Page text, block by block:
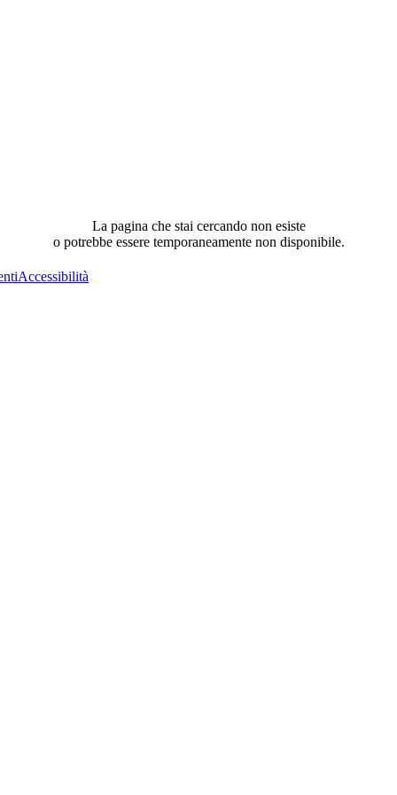
La pagina che stai cercando non esiste
o potrebbe essere temporaneamente non disponibile.
Accessibilità